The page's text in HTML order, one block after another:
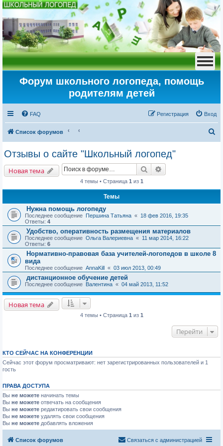
Форум школьного логопеда, помощь
родителям детей
FAQ Вход
Регистрация
Список форумов
о
Отзывы о сайте "Школьный логопед"
Новая тема Поиск
4 темы • Страница 1 из 1
Темы
Нужна помощь логопеду
Последнее сообщение Першина Татьяна « 18 фев 2016, 19:35
Ответы: 4
Удобство, оперативность размещения материалов
Последнее сообщение Ольга Валериевна « 11 мар 2014, 16:22
Ответы: 6
Нормативно-правовая база учителей-логопедов в школе 8
вида
Последнее сообщение AnnaKill « 03 июл 2013, 00:49
дистанционное обучение детей
Последнее сообщение Валентина « 04 май 2013, 11:52
Новая тема
4 темы • Страница 1 из 1
Перейти
КТО СЕЙЧАС НА КОНФЕРЕНЦИИ
Сейчас этот форум просматривают: нет зарегистрированных пользователей и 1
гость
ПРАВА ДОСТУПА
Вы не можете начинать темы
Вы не можете отвечать на сообщения
Вы не можете редактировать свои сообщения
Вы не можете удалять свои сообщения
Вы не можете добавлять вложения
Список форумов Связаться с администрацией